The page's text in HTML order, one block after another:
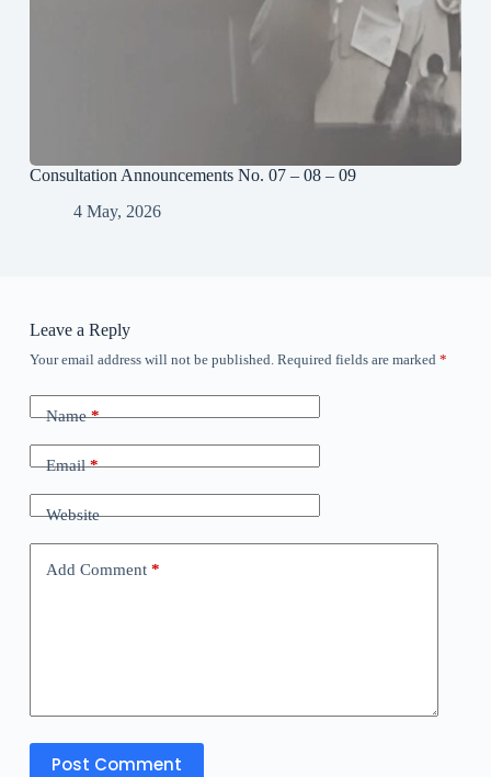
Consultation Announcements No. 07 – 08 – 09
4 May, 2026
Leave a Reply
Your email address will not be published. Required fields are marked *
Name*
Email*
Website
Add Comment*
Post Comment